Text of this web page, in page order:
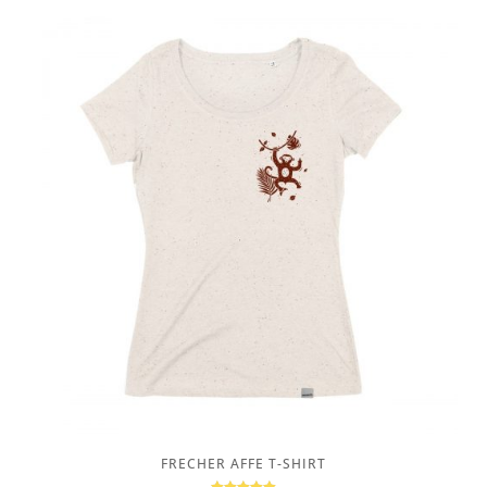
FRECHER AFFE T-SHIRT